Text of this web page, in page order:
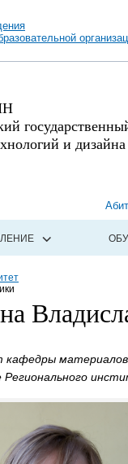
и дизайна
кафедры